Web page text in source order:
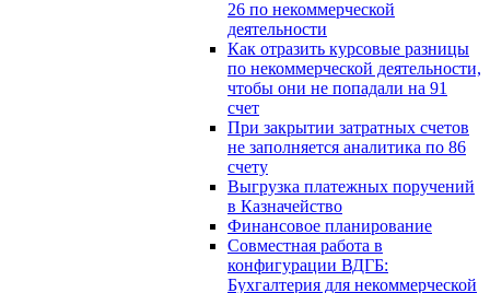
26 по некоммерческой
деятельности
Как отразить курсовые разницы
по некоммерческой деятельности,
чтобы они не попадали на 91
счет
При закрытии затратных счетов
не заполняется аналитика по 86
счету
Выгрузка платежных поручений
в Казначейство
Финансовое планирование
Совместная работа в
конфигурации ВДГБ:
Бухгалтерия для некоммерческой